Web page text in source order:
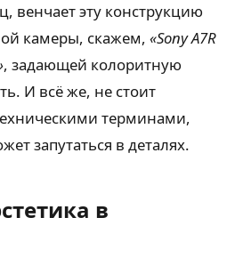
венчает эту конструкцию
камеры, скажем, «Sony A7R
, задающей колоритную
И всё же, не стоит
терминами,
запутаться в деталях.
в